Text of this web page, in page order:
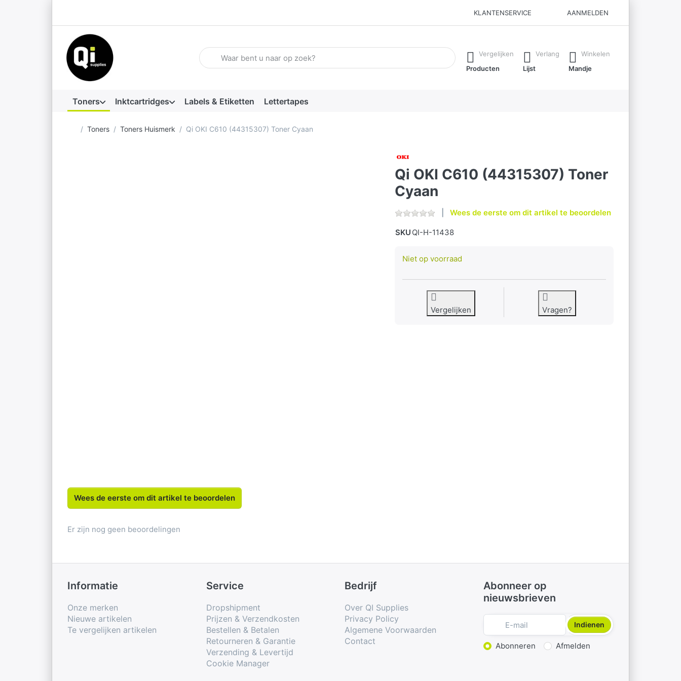
KLANTENSERVICE AANMELDEN
Voer een zoekterm in. De eerste resultaten verschijnen automatisch terwijl je typt. Druk op de Enter-toets om alle resultaten op te
Vergelijken
Producten
Verlang
Lijst
Winkelen
Mandje
Toners Inktcartridges Labels & Etiketten Lettertapes
Startpagina
Toners Toners Huismerk Qi OKI C610 (44315307) Toner Cyaan
Qi OKI C610 (44315307) Toner
Cyaan
Wees de eerste om dit artikel te beoordelen
SKU QI-H-11438
Niet op voorraad
Vergelijken Vragen?
Wees de eerste om dit artikel te beoordelen
Er zijn nog geen beoordelingen
Informatie
Onze merken
Nieuwe artikelen
Te vergelijken artikelen
Service
Dropshipment
Prijzen & Verzendkosten
Bestellen & Betalen
Retourneren & Garantie
Verzending & Levertijd
Cookie Manager
Bedrijf
Over QI Supplies
Privacy Policy
Algemene Voorwaarden
Contact
Abonneer op
nieuwsbrieven
Indienen
Actie kiezen
Abonneren Afmelden